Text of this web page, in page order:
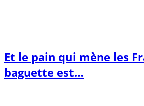
Et le pain qui mène les
baguette est…